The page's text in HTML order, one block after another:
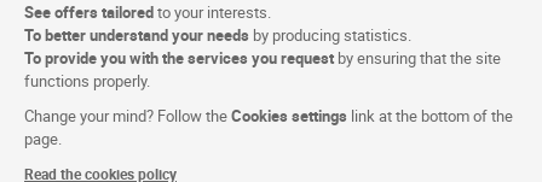
See offers tailoredto your interests.
To better understand your needs by producing statistics.
To provide you with the services you request by ensuring that the site
functions properly.
Change your mind? Follow theCookies settings link at the bottom of the
page.
Read the cookies policy